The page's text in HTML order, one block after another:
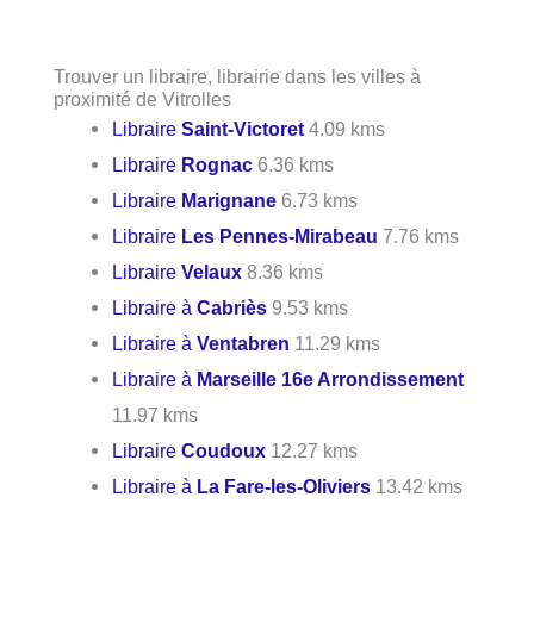
Trouver un libraire, librairie dans les villes à
proximité de Vitrolles
LibraireSaint-Victoret 4.09 kms
Libraire Rognac 6.36 kms
Libraire Marignane 6.73 kms
Libraire Les Pennes-Mirabeau 7.76 kms
LibraireVelaux 8.36 kms
Libraire àCabriès 9.53 kms
Libraire àVentabren 11.29 kms
Libraire à Marseille 16e Arrondissement
11.97 kms
LibraireCoudoux 12.27 kms
Libraire à La Fare-les-Oliviers 13.42 kms